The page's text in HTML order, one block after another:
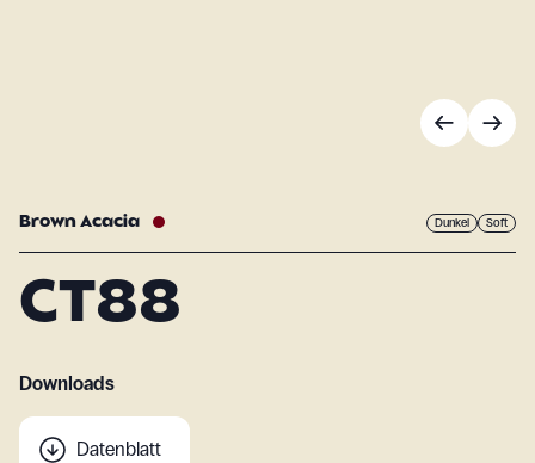
Brown Acacia Dunkel Soft
CT88
Downloads
Datenblatt